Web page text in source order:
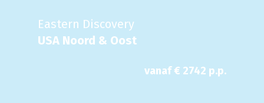
Eastern Discovery
USA Noord & Oost
vanaf € 2742 p.p.